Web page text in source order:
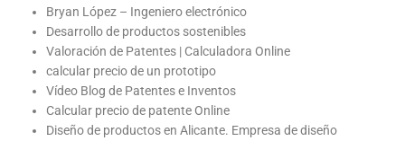
Bryan López – Ingeniero electrónico
Desarrollo de productos sostenibles
Valoración de Patentes | Calculadora Online
calcular precio de un prototipo
Vídeo Blog de Patentes e Inventos
Calcular precio de patente Online
Diseño de productos en Alicante. Empresa de diseño